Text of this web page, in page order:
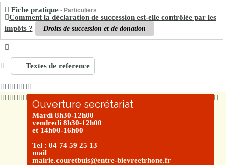
Fiche pratique- Particuliers
Comment la déclaration de succession est-elle contrôlée par les
impôts ?
Droits de succession et de donation
Textes de reference
Ouverture secrétariat
Mardi 8h30-12h00
vendredi 8h30-12h00
et 14h00-16h00
Tel : 04 74 59 25 13
mail
mairie.couretbuis@entre-bievreetrhone.fr